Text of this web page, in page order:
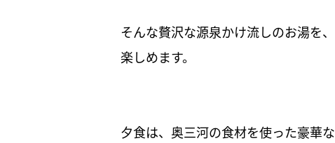
そんな贅沢な源泉かけ流しのお湯を
楽しめます。
夕食は、奥三河の食材を使った豪華